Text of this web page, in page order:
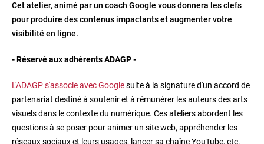
Cet atelier, animé par un coach Google vous donnera les clefs
pour produire des contenus impactants et augmenter votre
visibilité en ligne.
- Réservé aux adhérents ADAGP -
L'ADAGP s'associe avec Googlesuite à la signature d'un accord de
partenariat destiné à soutenir et à rémunérer les auteurs des arts
visuels dans le contexte du numérique. Ces ateliers abordent les
questions à se poser pour animer un site web, appréhender les
réseaux sociaux et leurs usages, lancer sa chaîne YouTube, etc.